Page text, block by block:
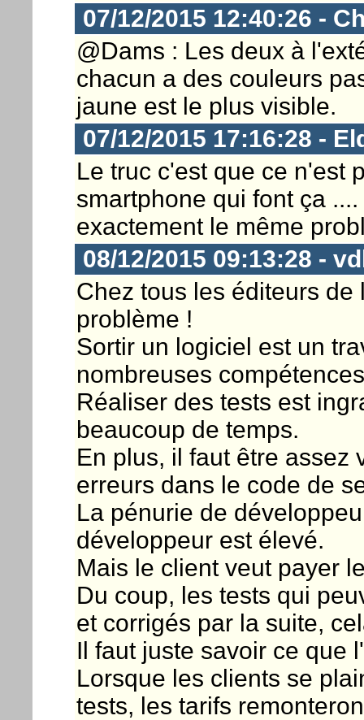
07/12/2015 12:40:26 -
@Dams : Les deux à
chacun a des couleurs
jaune est le plus visible.
07/12/2015 17:16:28 -
Le truc c'est que ce n'est
smartphone qui font ça
exactement le même
08/12/2015 09:13:28 -
Chez tous les éditeurs
problème !
Sortir un logiciel est un
nombreuses
Réaliser des tests est
beaucoup de temps.
En plus, il faut être assez
erreurs dans le code de
La pénurie de
développeur est élevé.
Mais le client veut payer
Du coup, les tests qui
et corrigés par la suite,
Il faut juste savoir ce que
Lorsque les clients se
tests, les tarifs